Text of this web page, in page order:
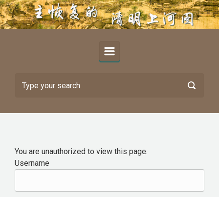
Skip to main content
You are unauthorized to view this page.
Username